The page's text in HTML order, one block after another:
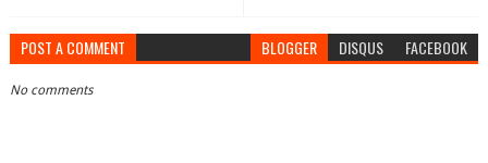
POST A COMMENT BLOGGER DISQUS FACEBOOK
No comments